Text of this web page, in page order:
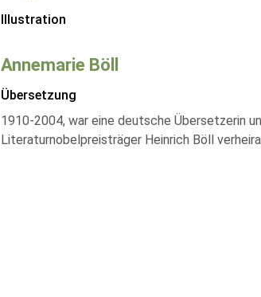
Illustration
Annemarie Böll
Übersetzung
1910-2004, war eine deutsche Übersetzerin
Literaturnobelpreisträger Heinrich Böll